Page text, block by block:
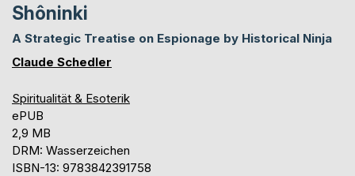
Shôninki
A Strategic Treatise on Espionage by Historical Ninja
Claude Schedler
Spiritualität & Esoterik
ePUB
2,9 MB
DRM: Wasserzeichen
ISBN-13: 9783842391758